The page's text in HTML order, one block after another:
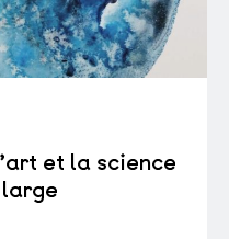
et la science